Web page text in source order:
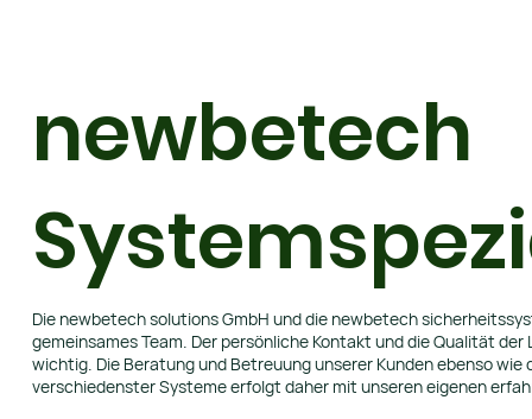
newbetech
Die newbetech solutions GmbH und die newbetech
gemeinsames Team. Der persönliche Kontakt und die Qualität der
wichtig. Die Beratung und Betreuung unserer Kunden ebenso
verschiedenster Systeme erfolgt daher mit unseren eigenen